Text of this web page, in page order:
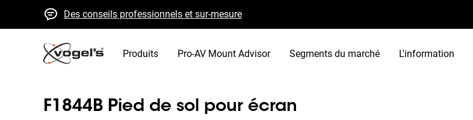
Des conseils professionnels et sur-mesure
Devis et livraison rapides
Qualité élevée garantie
Produits Pro-AV Mount Advisor Segments du marché L'information
F1844B Pied de sol pour écran